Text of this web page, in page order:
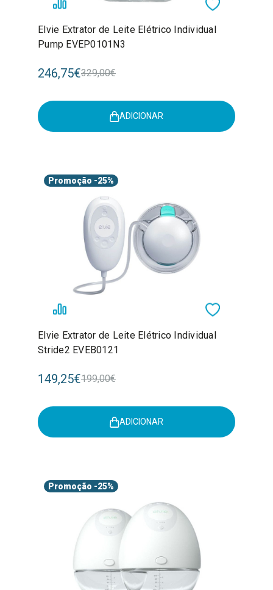
Elvie Extrator de Leite Elétrico Individual
Pump EVEP0101N3
246,75€329,00€
ADICIONAR
Promoção -25%
Elvie Extrator de Leite Elétrico Individual
Stride2 EVEB0121
149,25€199,00€
ADICIONAR
Promoção -25%